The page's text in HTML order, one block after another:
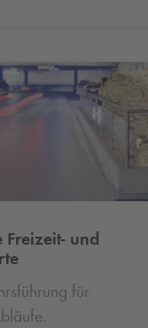
Freizeit- und
für